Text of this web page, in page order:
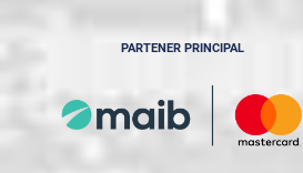
PARTENER PRINCIPAL